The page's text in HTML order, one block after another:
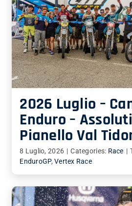
2026 Luglio –
Enduro –
Pianello Val
8 Luglio, 2026 | Categories: Race |
EnduroGP,Vertex Race